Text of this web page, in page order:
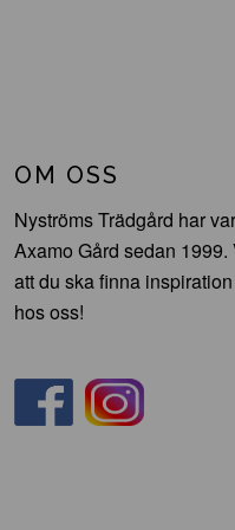
OM OSS
Nyströms Trädgård har
Axamo Gård sedan
att du ska finna
hos oss!